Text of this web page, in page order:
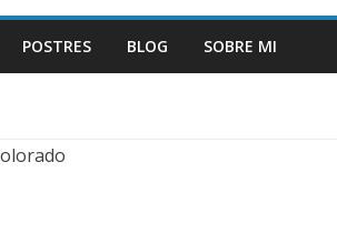
POSTRES BLOG SOBRE MI